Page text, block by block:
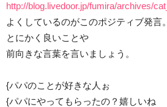
http://blog.livedoor.jp/fumira/archives/
よくしているのがこのポジティブ発言。
とにかく良いことや
前向きな言葉を言いましょう。
{パパのことが好きな人ぉ
{パパにやってもらったの？嬉しいね